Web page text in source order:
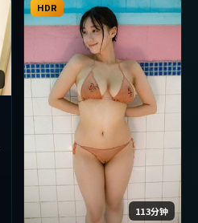
113分钟
HDR